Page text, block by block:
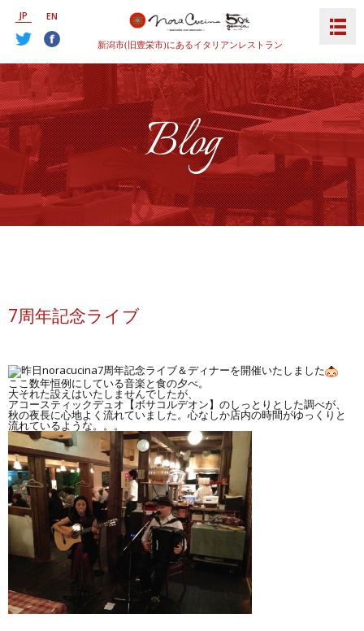
JP EN
新潟市(旧豊栄市)にあるイタリアンレストラン
Blog
7周年記念ライブ
昨日noracucina7周年記念ライブ＆ディナーを開催いたしました
ここ数年恒例にしている音楽と食の夕べ。
大それた設えはいたしませんでしたが、
アコースティックデュオ【ボサコルデオン】のしっとりとした調べが、
秋の夜長に心地よく流れていました。心なしか店内の時間がゆっくりと
流れているような。。。